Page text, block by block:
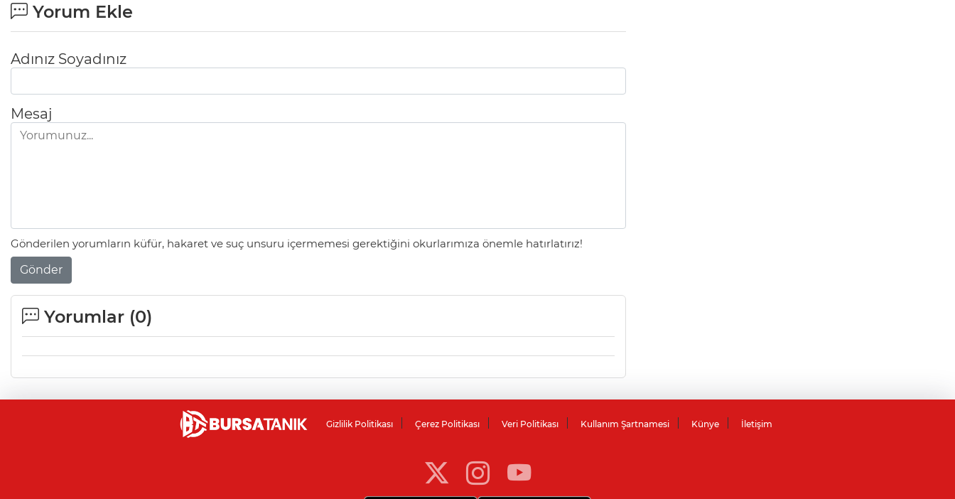
Yorum Ekle
Adınız Soyadınız
Mesaj
Gönderilen yorumların küfür, hakaret ve suç unsuru içermemesi gerektiğini okurlarımıza önemle hatırlatırız!
Gönder
Yorumlar (0)
Gizlilik Politikası Çerez Politikası Veri Politikası Kullanım Şartnamesi Künye İletişim